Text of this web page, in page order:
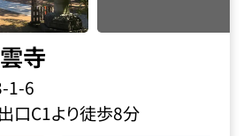
寺
1-6
口C1より徒歩8分